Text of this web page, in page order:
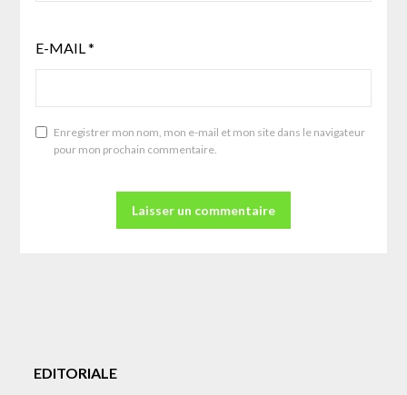
E-MAIL*
Enregistrer mon nom, mon e-mail et mon site dans le navigateur
pour mon prochain commentaire.
EDITORIALE